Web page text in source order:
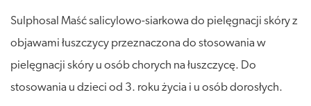
Sulphosal Maść salicylowo-siarkowa do pielęgnacji skóry z
objawami łuszczycy przeznaczona do stosowania w
pielęgnacji skóry u osób chorych na łuszczycę. Do
stosowania u dzieci od 3. roku życia i u osób dorosłych.